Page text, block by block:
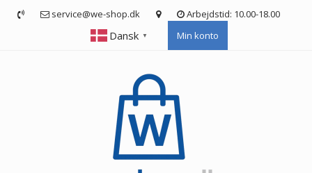
service@we-shop.dk Arbejdstid: 10.00-18.00
Dansk ▼ Min konto